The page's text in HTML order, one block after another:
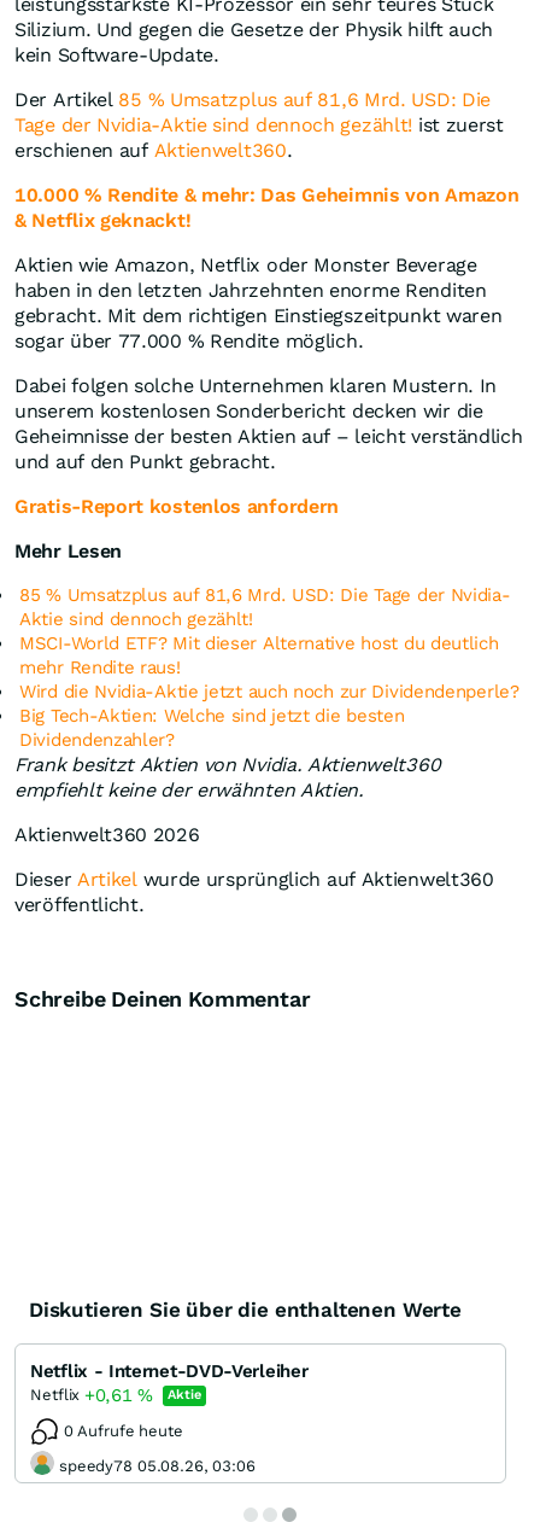
Silizium. Und gegen die Gesetze der Physik hilft auch
kein Software-Update.
Der Artikel 85 % Umsatzplus auf 81,6 Mrd. USD: Die
Tage der Nvidia-Aktie sind dennoch gezählt! ist zuerst
erschienen auf Aktienwelt360.
10.000 % Rendite & mehr: Das Geheimnis von Amazon
& Netflix geknackt!
Aktien wie Amazon, Netflix oder Monster Beverage
haben in den letzten Jahrzehnten enorme Renditen
gebracht. Mit dem richtigen Einstiegszeitpunkt waren
sogar über 77.000 % Rendite möglich.
Dabei folgen solche Unternehmen klaren Mustern. In
unserem kostenlosen Sonderbericht decken wir die
Geheimnisse der besten Aktien auf – leicht verständlich
und auf den Punkt gebracht.
Gratis-Report kostenlos anfordern
Mehr Lesen
85 % Umsatzplus auf 81,6 Mrd. USD: Die Tage der Nvidia-
Aktie sind dennoch gezählt!
MSCI-World ETF? Mit dieser Alternative host du deutlich
mehr Rendite raus!
Wird die Nvidia-Aktie jetzt auch noch zur Dividendenperle?
Big Tech-Aktien: Welche sind jetzt die besten
Dividendenzahler?
Frank besitzt Aktien von Nvidia. Aktienwelt360
empfiehlt keine der erwähnten Aktien.
Aktienwelt360 2026
Dieser Artikelwurde ursprünglich auf Aktienwelt360
veröffentlicht.
Schreibe Deinen Kommentar
Diskutieren Sie über die enthaltenen Werte
Netflix - Internet-DVD-Verleiher
Netflix +0,61% Aktie
0 Aufrufe heute
speedy78 05.08.26, 03:06